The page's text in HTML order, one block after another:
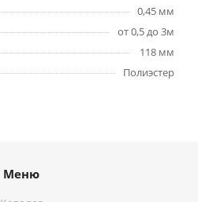
0,45 мм
от 0,5 до 3м
118 мм
Полиэстер
Меню